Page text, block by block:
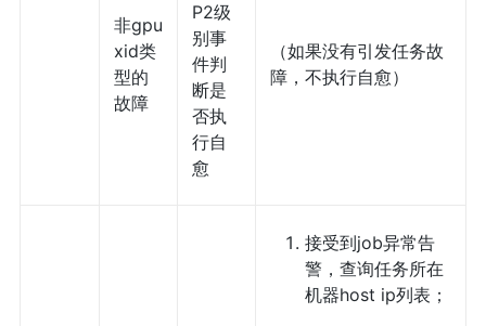
非gpu
xid类
型的
故障
P2级
别事
件判
断是
否执
行自
愈
（如果没有引发任务故
障，不执行自愈）
接受到job异常告
警，查询任务所在
机器host ip列表；